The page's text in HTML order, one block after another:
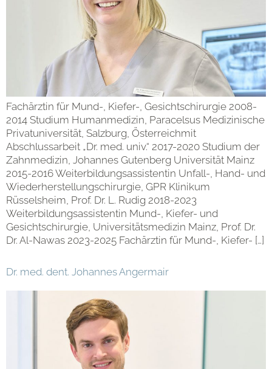
Fachärztin für Mund-, Kiefer-, Gesichtschirurgie 2008-
2014 Studium Humanmedizin, Paracelsus Medizinische
Privatuniversität, Salzburg, Österreichmit
Abschlussarbeit „Dr. med. univ.“ 2017-2020 Studium der
Zahnmedizin, Johannes Gutenberg Universität Mainz
2015-2016 Weiterbildungsassistentin Unfall-, Hand- und
Wiederherstellungschirurgie, GPR Klinikum
Rüsselsheim, Prof. Dr. L. Rudig 2018-2023
Weiterbildungsassistentin Mund-, Kiefer- und
Gesichtschirurgie, Universitätsmedizin Mainz, Prof. Dr.
Dr. Al-Nawas 2023-2025 Fachärztin für Mund-, Kiefer- […]
Dr. med. dent. Johannes Angermair